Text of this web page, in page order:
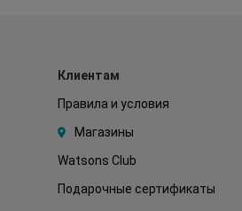
Клиентам
Правила и условия
Магазины
Watsons Club
Подарочные сертификаты